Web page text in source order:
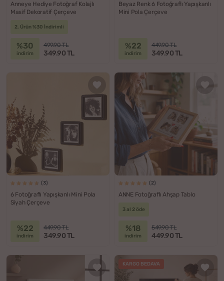
Anneye Hediye Fotoğraf Kolajlı
Masif Dekoratif Çerçeve
2. Ürün %30 İndirimli
%30
indirim
499.90 TL
349.90 TL
Beyaz Renk 6 Fotoğraflı Yapışkanlı
Mini Pola Çerçeve
%22
indirim
449.90 TL
349.90 TL
(3)
6 Fotoğraflı Yapışkanlı Mini Pola
Siyah Çerçeve
%22
indirim
449.90 TL
349.90 TL
(2)
ANNE Fotoğraflı Ahşap Tablo
3 al 2 öde
%18
indirim
549.90 TL
449.90 TL
KARGO BEDAVA